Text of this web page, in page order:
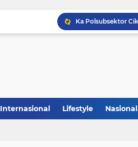
Internasional Lifestyle Nasional